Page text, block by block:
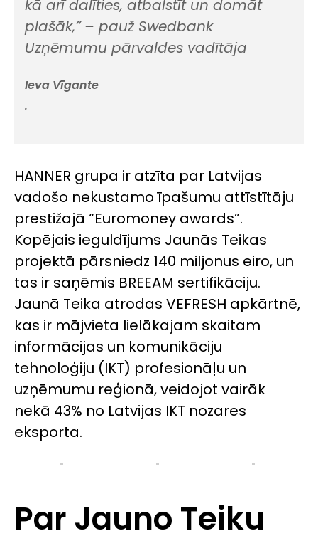
kā arī dalīties, atbalstīt un domāt
plašāk,” – pauž Swedbank
Uzņēmumu pārvaldes vadītāja
Ieva Vīgante
.
HANNER grupa ir atzīta par Latvijas
vadošo nekustamo īpašumu attīstītāju
prestižajā “Euromoney awards”.
Kopējais ieguldījums Jaunās Teikas
projektā pārsniedz 140 miljonus eiro, un
tas ir saņēmis BREEAM sertifikāciju.
Jaunā Teika atrodas VEFRESH apkārtnē,
kas ir mājvieta lielākajam skaitam
informācijas un komunikāciju
tehnoloģiju (IKT) profesionāļu un
uzņēmumu reģionā, veidojot vairāk
nekā 43% no Latvijas IKT nozares
eksporta.
Par Jauno Teiku